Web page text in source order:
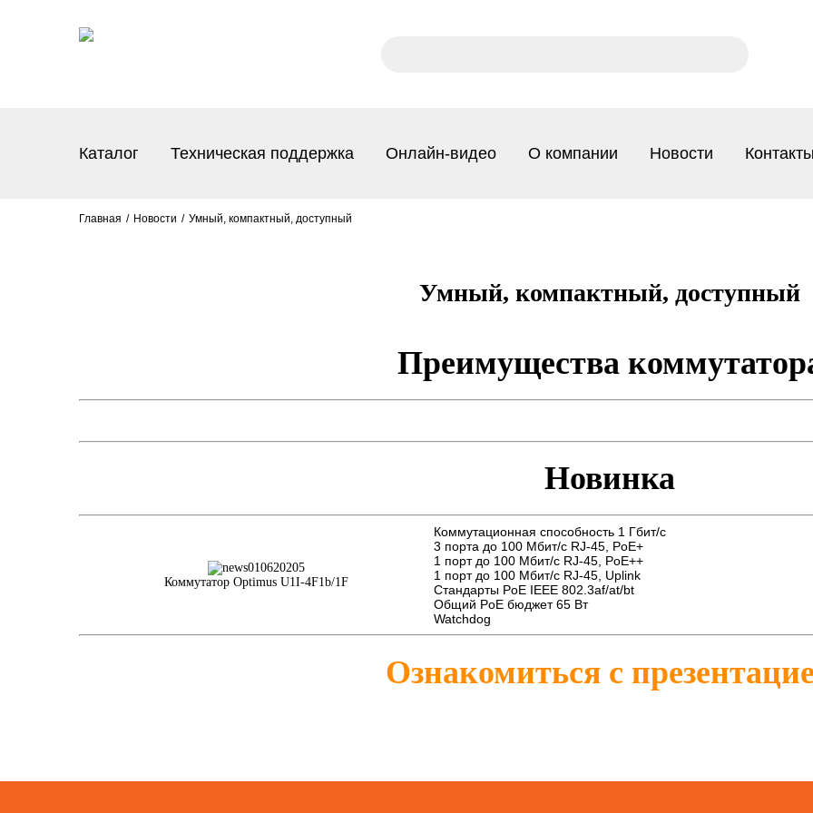
Каталог Техническая поддержка Онлайн-видео О компании Новости
Главная Новости Умный, компактный, доступный
Умный, компактный, доступный
Преимущества
Новинка
Коммутатор Optimus U1I-4F1b/1F
Коммутационная способность 1 Гбит/с
3 порта до 100 Мбит/с RJ-45, PoE+
1 порт до 100 Мбит/с RJ-45, PoE++
1 порт до 100 Мбит/с RJ-45, Uplink
Стандарты PoE IEEE 802.3af/at/bt
Общий PoE бюджет 65 Вт
Watchdog
Ознакомиться с